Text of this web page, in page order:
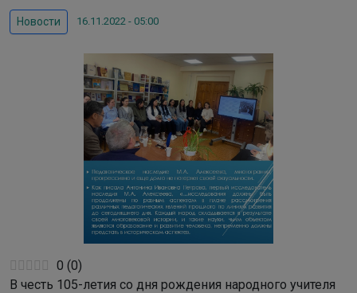
Новости 16.11.2022 - 05:00
0 (0)
В честь 105-летия со дня рождения народного учителя